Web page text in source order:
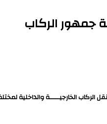
جمهور الركاب
الخارجيـــــة والداخلية